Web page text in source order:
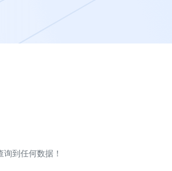
询到任何数据！